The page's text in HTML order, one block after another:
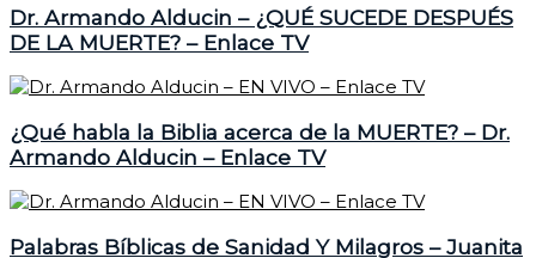
Dr. Armando Alducin – ¿QUÉ SUCEDE DESPUÉS
DE LA MUERTE? – Enlace TV
¿Qué habla la Biblia acerca de la MUERTE? – Dr.
Armando Alducin – Enlace TV
Palabras Bíblicas de Sanidad Y Milagros – Juanita